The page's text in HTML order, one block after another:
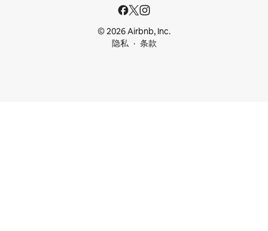
© 2026 Airbnb, Inc.
隐私
条款